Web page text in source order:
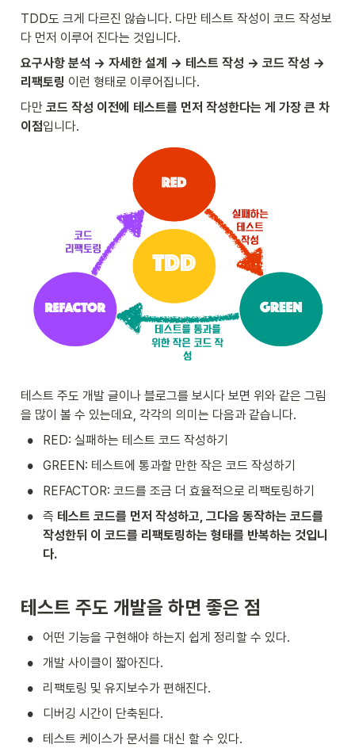
TDD도 크게 다르진 않습니다. 다만 테스트 작성이 코드 작성보
다 먼저 이루어 진다는 것입니다.
요구사항 분석 → 자세한 설계 → 테스트 작성 → 코드 작성 →
리팩토링 이런 형태로 이루어집니다.
다만 코드 작성 이전에 테스트를 먼저 작성한다는 게 가장 큰 차
이점입니다.
테스트 주도 개발 글이나 블로그를 보시다 보면 위와 같은 그림
을 많이 볼 수 있는데요, 각각의 의미는 다음과 같습니다.
• RED: 실패하는 테스트 코드 작성하기
• GREEN: 테스트에 통과할 만한 작은 코드 작성하기
• REFACTOR: 코드를 조금 더 효율적으로 리팩토링하기
• 즉 테스트 코드를 먼저 작성하고, 그다음 동작하는 코드를
작성한뒤 이 코드를 리팩토링하는 형태를 반복하는 것입니
다.
테스트 주도 개발을 하면 좋은 점
• 어떤 기능을 구현해야 하는지 쉽게 정리할 수 있다.
• 개발 사이클이 짧아진다.
• 리팩토링 및 유지보수가 편해진다.
• 디버깅 시간이 단축된다.
• 테스트 케이스가 문서를 대신 할 수 있다.